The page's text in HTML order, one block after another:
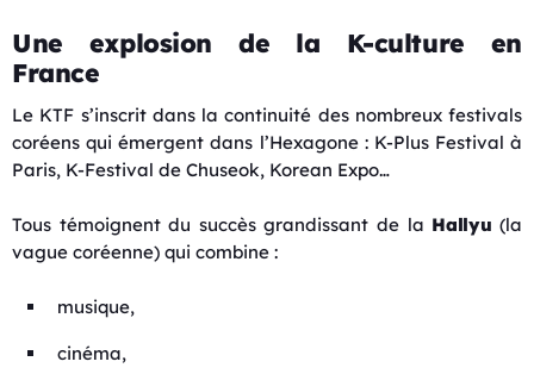
Une explosion de la K-culture en
France
Le KTF s’inscrit dans la continuité des nombreux festivals
coréens qui émergent dans l’Hexagone : K-Plus Festival à
Paris, K-Festival de Chuseok, Korean Expo…
Tous témoignent du succès grandissant de la Hallyu (la
vague coréenne) qui combine :
musique,
cinéma,